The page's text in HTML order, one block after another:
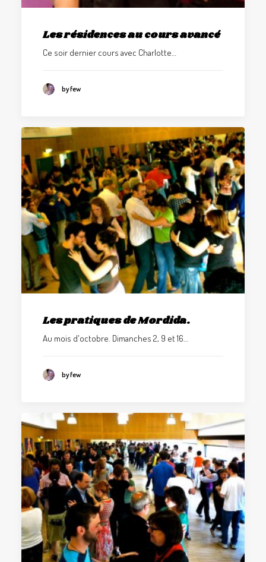
Les résidences au cours avancé
Ce soir dernier cours avec Charlotte…
by few
Les pratiques de Mordida.
Au mois d'octobre. Dimanches 2, 9 et 16…
by few